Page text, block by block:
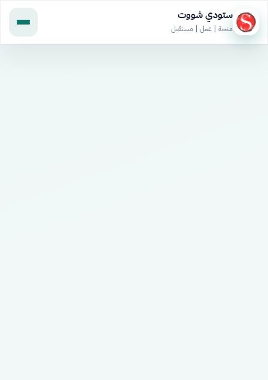
ستودي شووت
منحة | عمل | مستقبل